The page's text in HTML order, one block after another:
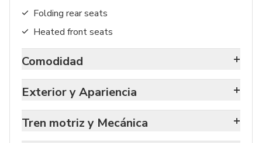
Folding rear seats
Heated front seats
Comodidad +
Exterior y Apariencia +
Tren motriz y Mecánica +